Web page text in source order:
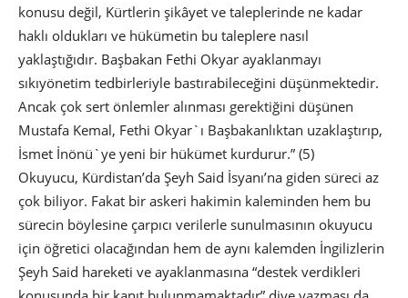
konusu değil, Kürtlerin şikâyet ve taleplerinde ne kadar
haklı oldukları ve hükümetin bu taleplere nasıl
yaklaştığıdır. Başbakan Fethi Okyar ayaklanmayı
sıkıyönetim tedbirleriyle bastırabileceğini düşünmektedir.
Ancak çok sert önlemler alınması gerektiğini düşünen
Mustafa Kemal, Fethi Okyar`ı Başbakanlıktan uzaklaştırıp,
İsmet İnönü`ye yeni bir hükümet kurdurur.” (5)
Okuyucu, Kürdistan’da Şeyh Said İsyanı’na giden süreci az
çok biliyor. Fakat bir askeri hakimin kaleminden hem bu
sürecin böylesine çarpıcı verilerle sunulmasının okuyucu
için öğretici olacağından hem de aynı kalemden İngilizlerin
Şeyh Said hareketi ve ayaklanmasına “destek verdikleri